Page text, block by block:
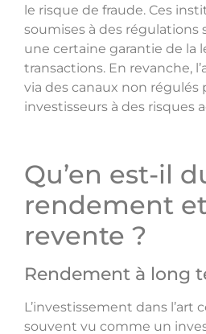
le risque de fraude. Ces
soumises à des régulations
une certaine garantie de la
transactions. En revanche,
via des canaux non régulés
investisseurs à des risques
Qu’en est-il
rendement
revente ?
Rendement à long
L’investissement dans l’art
souvent vu comme un